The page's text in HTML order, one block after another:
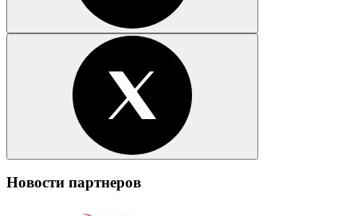
Новости партнеров